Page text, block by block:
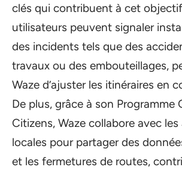
clés qui contribuent à cet
utilisateurs peuvent signaler
des incidents tels que des
travaux ou des embouteillages,
Waze d’ajuster les itinéraires en
De plus, grâce à son Programme
Citizens, Waze collabore avec
locales pour partager des
et les fermetures de routes,